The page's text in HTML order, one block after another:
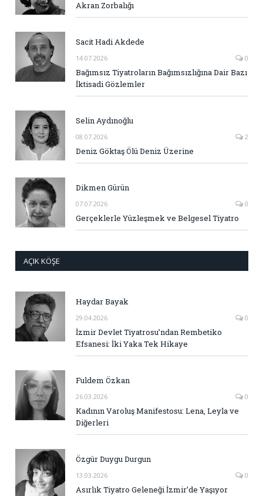
Akran Zorbalığı
Sacit Hadi Akdede
14.07.2026 0
Bağımsız Tiyatroların Bağımsızlığına Dair Bazı
İktisadi Gözlemler
Selin Aydınoğlu
08.07.2026 2
Deniz Göktaş Ölü Deniz Üzerine
Dikmen Gürün
07.07.2026 0
Gerçeklerle Yüzleşmek ve Belgesel Tiyatro
AÇIK KÖŞE
Haydar Bayak
29.04.2026 0
İzmir Devlet Tiyatrosu’ndan Rembetiko
Efsanesi: İki Yaka Tek Hikaye
Fuldem Özkan
26.03.2026 0
Kadının Varoluş Manifestosu: Lena, Leyla ve
Diğerleri
Özgür Duygu Durgun
13.03.2026 0
Asırlık Tiyatro Geleneği İzmir’de Yaşıyor